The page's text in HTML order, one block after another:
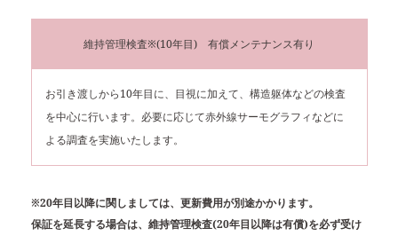
維持管理検査※(10年目) 有償メンテナンス有り
お引き渡しから10年目に、目視に加えて、構造躯体などの検査
を中心に行います。必要に応じて赤外線サーモグラフィなどに
よる調査を実施いたします。
※20年目以降に関しましては、更新費用が別途かかります。
保証を延長する場合は、維持管理検査(20年目以降は有償)を必ず受け